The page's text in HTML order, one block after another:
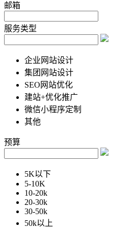
邮箱
服务类型
企业网站设计
集团网站设计
SEO网站优化
建站+优化推广
微信小程序定制
其他
预算
5K以下
5-10K
10-20k
20-30k
30-50k
50k以上